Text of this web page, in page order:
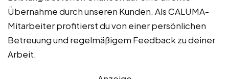
Übernahme durch unseren Kunden. Als CALUMA-
Mitarbeiter profitierst du von einer persönlichen
Betreuung und regelmäßigem Feedback zu deiner
Arbeit.